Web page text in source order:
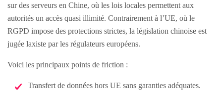
sur des serveurs en Chine, où les lois locales permettent aux
autorités un accès quasi illimité. Contrairement à l’UE, où le
RGPD impose des protections strictes, la législation chinoise est
jugée laxiste par les régulateurs européens.
Voici les principaux points de friction :
Transfert de données hors UE sans garanties adéquates.